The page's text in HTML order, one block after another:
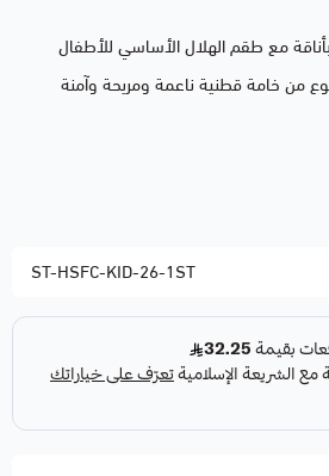
مع طقم الهلال الأساسي للأطفال
2026. مصنوع من خامة قطنية ناعمة ومريحة وآمنة
الزرقاء وشعاره. يشمل التيشيرت
اضغط هنا
اضغط هنا
ST-HSFC-KID-26-1ST